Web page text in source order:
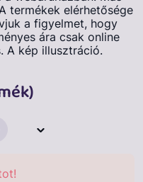
termékek elérhetősége
a figyelmet, hogy
ára csak online
A kép illusztráció.